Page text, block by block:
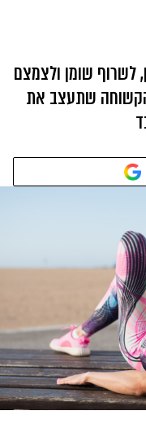
לשרוף שומן ולצמצם
שתעצב את